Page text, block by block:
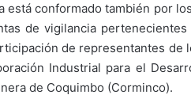
está conformado también por
de vigilancia
de representantes
Industrial para el
de Coquimbo (Corminco).